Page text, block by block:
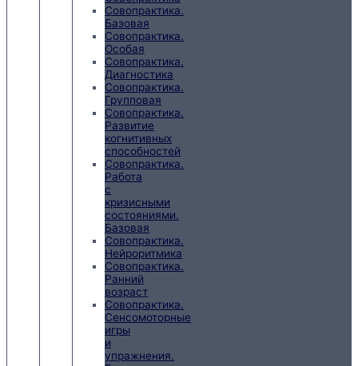
Совопрактика.
Базовая
Совопрактика.
Особая
Совопрактика.
Диагностика
Совопрактика.
Групповая
Совопрактика.
Развитие
когнитивных
способностей
Совопрактика.
Работа
с
кризисными
состояниями.
Базовая
Совопрактика.
Нейроритмика
Совопрактика.
Ранний
возраст
Совопрактика.
Сенсомоторные
игры
и
упражнения.